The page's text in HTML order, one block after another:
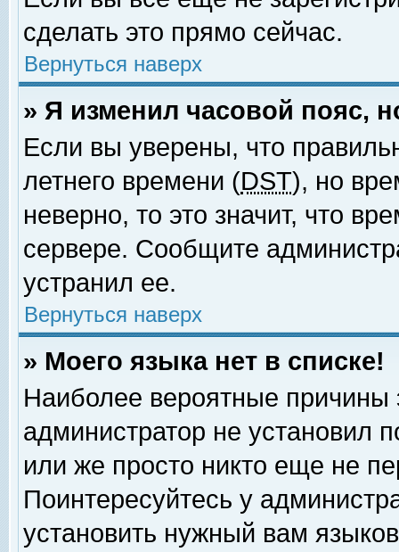
сделать это прямо сейчас.
Вернуться наверх
» Я изменил часовой пояс,
Если вы уверены, что
летнего времени (DST), но
неверно, то это значит, что
сервере. Сообщите
устранил ее.
Вернуться наверх
» Моего языка нет в списке!
Наиболее вероятные причины
администратор не установил
или же просто никто еще не
Поинтересуйтесь у
установить нужный вам